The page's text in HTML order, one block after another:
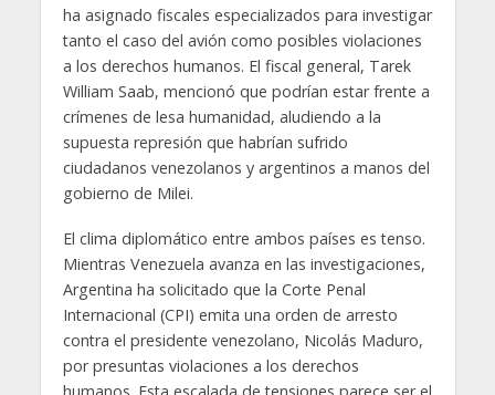
ha asignado fiscales especializados para investigar
tanto el caso del avión como posibles violaciones
a los derechos humanos. El fiscal general, Tarek
William Saab, mencionó que podrían estar frente a
crímenes de lesa humanidad, aludiendo a la
supuesta represión que habrían sufrido
ciudadanos venezolanos y argentinos a manos del
gobierno de Milei.
El clima diplomático entre ambos países es tenso.
Mientras Venezuela avanza en las investigaciones,
Argentina ha solicitado que la Corte Penal
Internacional (CPI) emita una orden de arresto
contra el presidente venezolano, Nicolás Maduro,
por presuntas violaciones a los derechos
humanos. Esta escalada de tensiones parece ser el